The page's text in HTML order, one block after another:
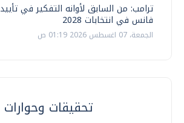
ترامب: من السابق لأوانه التفكير في تأييد
فانس في انتخابات 2028
الجمعة، 07 اغسطس 2026 01:19 ص
تحقيقات وحوارات